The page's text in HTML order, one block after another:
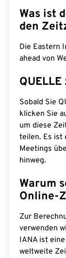
Was ist
den
Die Eastern
ahead von
Sobald Sie
klicken Sie
um diese
teilen. Es ist
Meetings
hinweg.
Warum
Online-
Zur
verwenden
IANA ist
weltweite